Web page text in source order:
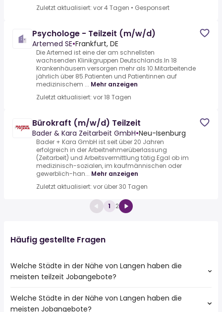
Zuletzt aktualisiert: vor 4 Tagen • Gesponsert
Psychologe - Teilzeit (m/w/d)
Artemed SE•Frankfurt, DE
Die Artemed ist eine der am schnellsten
wachsenden Klinikgruppen Deutschlands.In 18
Krankenhäusern versorgen mehr als 10.Mitarbeitende
jährlich über 85.Patienten und Patientinnen auf
medizinischem ... Mehr anzeigen
Zuletzt aktualisiert: vor 18 Tagen
Bürokraft (m/w/d) Teilzeit
Bader & Kara Zeitarbeit GmbH•Neu-Isenburg
Bader + Kara GmbH ist seit über 20 Jahren
erfolgreich in der Arbeitnehmerüberlassung
(Zeitarbeit) und Arbeitsvermittlung tätig.Egal ob im
medizinisch-sozialen, im kaufmännischen oder
gewerblich-han... Mehr anzeigen
Zuletzt aktualisiert: vor über 30 Tagen
1 2
Häufig gestellte Fragen
Welche Städte in der Nähe von Langen haben die
meisten teilzeit Jobangebote?
Städte in der Nähe von Langen mit den meisten teilzeit
Jobs:
Welche Städte in der Nähe von Langen haben die
meisten Jobangebote?